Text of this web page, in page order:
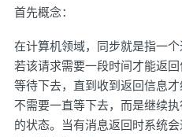
首先概念：
在计算机领域，同步就是指一个
若该请求需要一段时间才能返
等待下去，直到收到返回信息
不需要一直等下去，而是继续
的状态。当有消息返回时系统